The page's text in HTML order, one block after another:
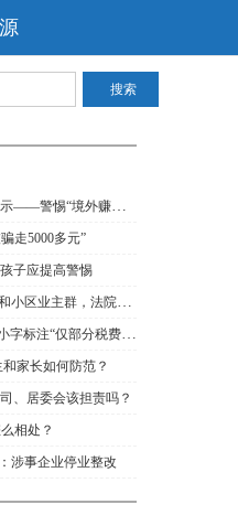
惕“境外赚快钱”骗局
走5000多元”
子应提高警惕
群，法院：构成家暴！
部分税费可退”是否合理？
家长如何防范？
、居委会该担责吗？
相处？
涉事企业停业整改